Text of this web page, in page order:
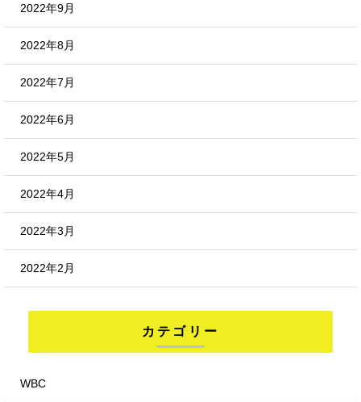
2022年9月
2022年8月
2022年7月
2022年6月
2022年5月
2022年4月
2022年3月
2022年2月
カテゴリー
WBC